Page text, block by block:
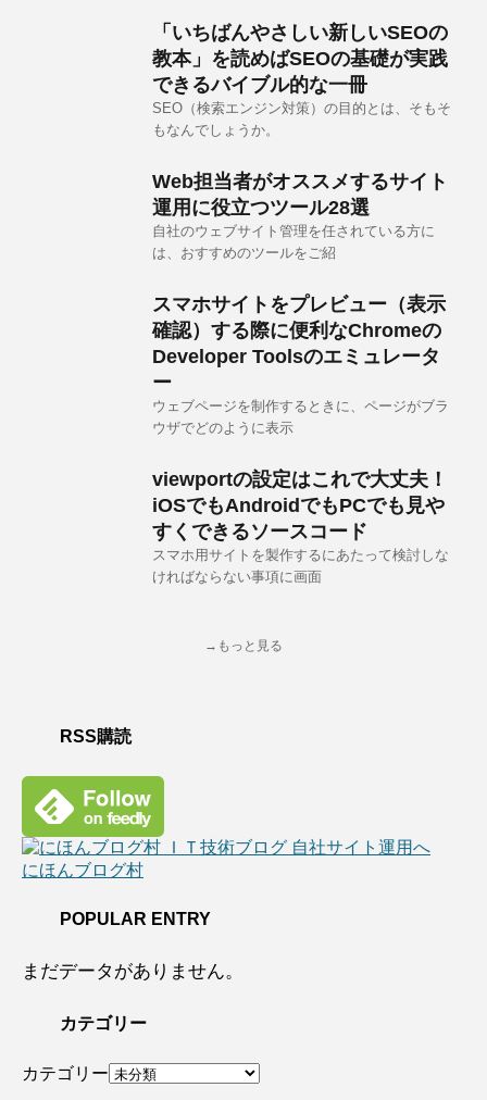
「いちばんやさしい新しいSEOの
教本」を読めばSEOの基礎が実践
できるバイブル的な一冊
SEO（検索エンジン対策）の目的とは、そもそ
もなんでしょうか。
Web担当者がオススメするサイト
運用に役立つツール28選
自社のウェブサイト管理を任されている方に
は、おすすめのツールをご紹
スマホサイトをプレビュー（表示
確認）する際に便利なChromeの
Developer Toolsのエミュレータ
ー
ウェブページを制作するときに、ページがブラ
ウザでどのように表示
viewportの設定はこれで大丈夫！
iOSでもAndroidでもPCでも見や
すくできるソースコード
スマホ用サイトを製作するにあたって検討しな
ければならない事項に画面
→もっと見る
RSS購読
にほんブログ村
POPULAR ENTRY
まだデータがありません。
カテゴリー
カテゴリー